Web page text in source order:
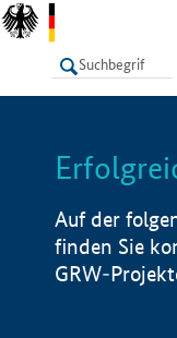
LISTE
Auf der
finden Sie
GRW-